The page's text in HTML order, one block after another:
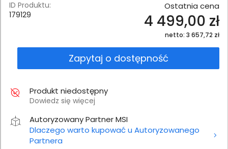
ID Produktu:
179129
Ostatnia cena
4 499,00 zł
netto: 3 657,72 zł
Zapytaj o dostępność
Produkt niedostępny
Dowiedz się więcej
Autoryzowany Partner MSI
Dlaczego warto kupować u Autoryzowanego
Partnera